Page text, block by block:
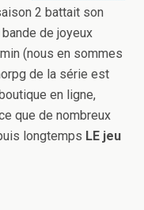
2 battait son
de joyeux
(nous en sommes
de la série est
en ligne,
que de nombreux
longtemps LE jeu